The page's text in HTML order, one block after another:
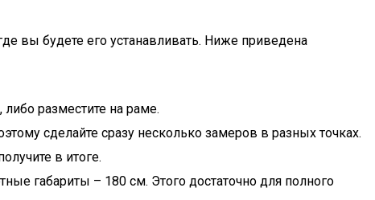
вы будете его устанавливать. Ниже приведена
разместите на раме.
сделайте сразу несколько замеров в разных точках.
в итоге.
габариты – 180 см. Этого достаточно для полного